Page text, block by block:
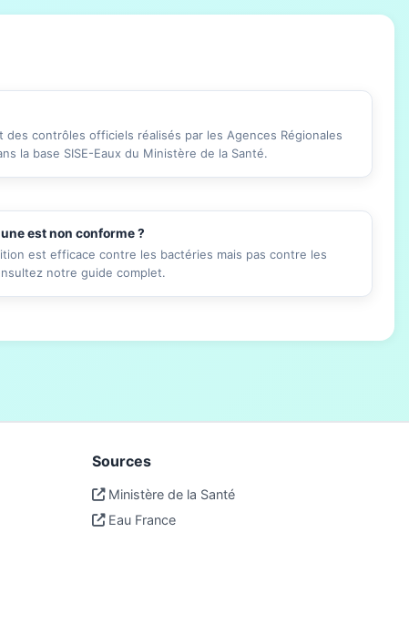
contrôles officiels réalisés par les Agences Régionales
la base SISE-Eaux du Ministère de la Santé.
est non conforme ?
est efficace contre les bactéries mais pas contre les
notre guide complet.
Sources
Ministère de la Santé
Eau France